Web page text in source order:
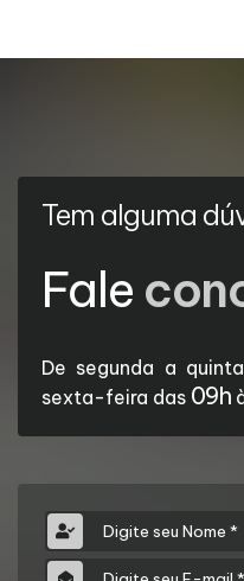
Tem alguma
Fale
De segunda a
sexta-feira das 09h